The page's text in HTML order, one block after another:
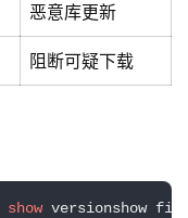
恶意库更新
阻断可疑下载
show versionshow